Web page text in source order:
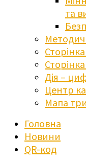
та
Дія –
Центр
Мапа
Головна
Новини
QR-код